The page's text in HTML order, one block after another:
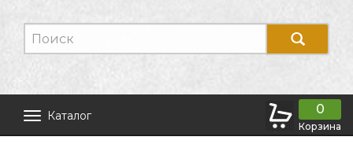
Каталог 0
Корзина